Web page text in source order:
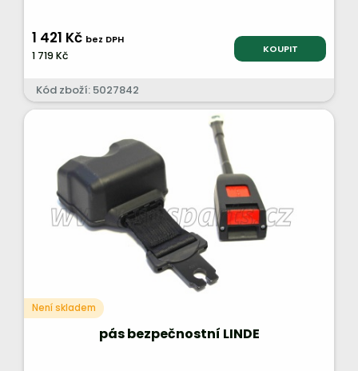
1 421 Kč bez DPH
1 719 Kč KOUPIT
Kód zboží: 5027842
Není skladem
pás bezpečnostní LINDE